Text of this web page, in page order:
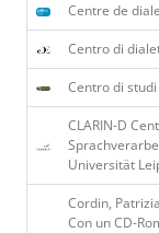
Centre de
Centro di
Centro di
CLARIN-D
Universität
Cordin,
Con un CD-